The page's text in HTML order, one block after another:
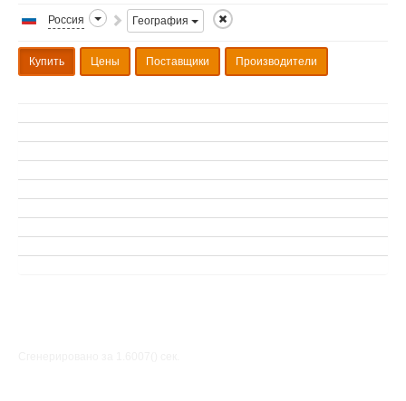
Россия География
Купить Цены Поставщики Производители